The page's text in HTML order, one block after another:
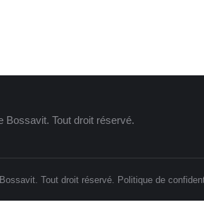
Bossavit. Tout droit réservé.
Tout droit réservé. Politique de